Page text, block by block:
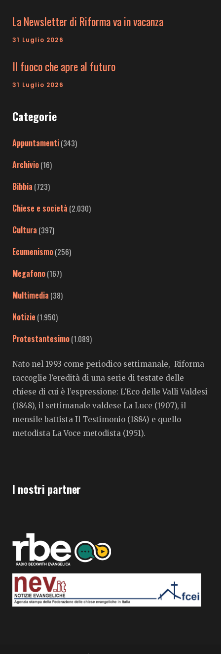
La Newsletter di Riforma va in vacanza
31 Luglio 2026
Il fuoco che apre al futuro
31 Luglio 2026
Categorie
Appuntamenti(343)
Archivio(16)
Bibbia (723)
Chiese e società (2.030)
Cultura (397)
Ecumenismo(256)
Megafono(167)
Multimedia (38)
Notizie (1.950)
Protestantesimo(1.089)
Nato nel 1993 come periodico settimanale, Riforma
raccoglie l’eredità di una serie di testate delle
chiese di cui è l’espressione: L’Eco delle Valli Valdesi
(1848), il settimanale valdese La Luce (1907), il
mensile battista Il Testimonio (1884) e quello
metodista La Voce metodista (1951).
I nostri partner